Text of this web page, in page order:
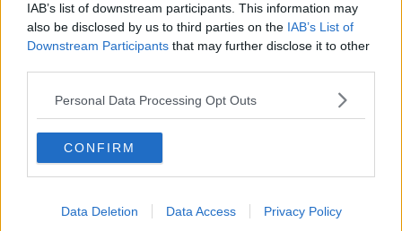
IAB’s list of downstream participants. This information may
also be disclosed by us to third parties on the IAB’s List of
Downstream Participants that may further disclose it to other
Personal Data Processing Opt Outs
CONFIRM
Data Deletion Data Access Privacy Policy
soccorso pubblico e della difesa civile.
Se vuoi leggere le notizie principali della Toscana iscriviti alla
Newsletter QUInews - ToscanaMedia.
alle 20:00 direttamente nella tua casella di posta.